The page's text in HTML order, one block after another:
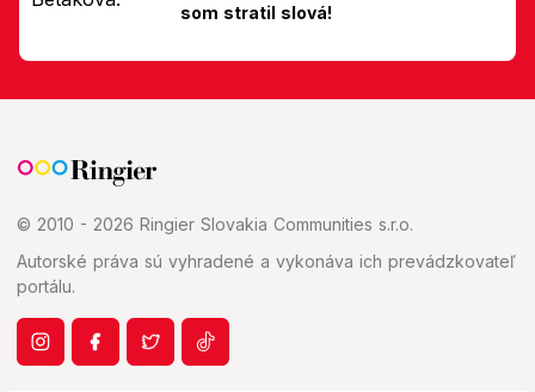
som stratil slová!
© 2010 - 2026 Ringier Slovakia Communities s.r.o.
Autorské práva sú vyhradené a vykonáva ich prevádzkovateľ
portálu.